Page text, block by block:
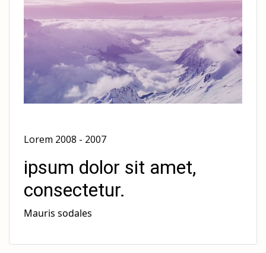
Lorem 2008 - 2007
ipsum dolor sit amet,
consectetur.
Mauris sodales